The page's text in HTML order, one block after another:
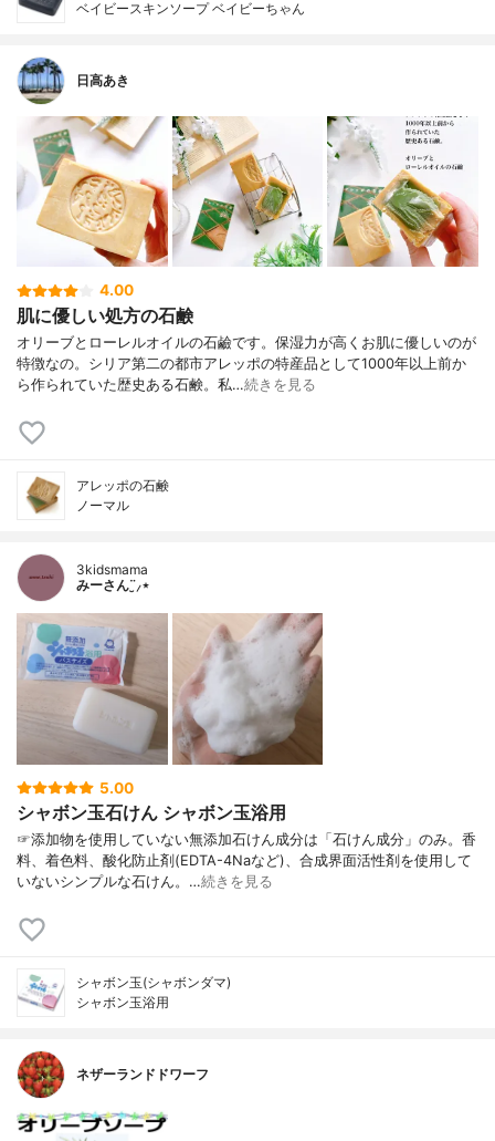
ベイビースキンソープ ベイビーちゃん
日高あき
4.00
肌に優しい処方の石鹸
オリーブとローレルオイルの石鹼です。保湿力が高くお肌に優しいのが
特徴なの。シリア第二の都市アレッポの特産品として1000年以上前か
ら作られていた歴史ある石鹸。私…続きを見る
アレッポの石鹸
ノーマル
3kidsmama
みーさん¨̮⸝⋆
5.00
シャボン玉石けん シャボン玉浴用
☞添加物を使用していない無添加石けん成分は「石けん成分」のみ。香
料、着色料、酸化防止剤(EDTA-4Naなど)、合成界面活性剤を使用して
いないシンプルな石けん。…続きを見る
シャボン玉(シャボンダマ)
シャボン玉浴用
ネザーランドドワーフ